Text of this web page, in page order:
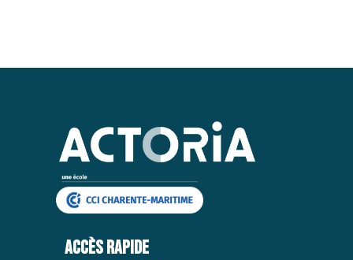
AccÈs Rapide